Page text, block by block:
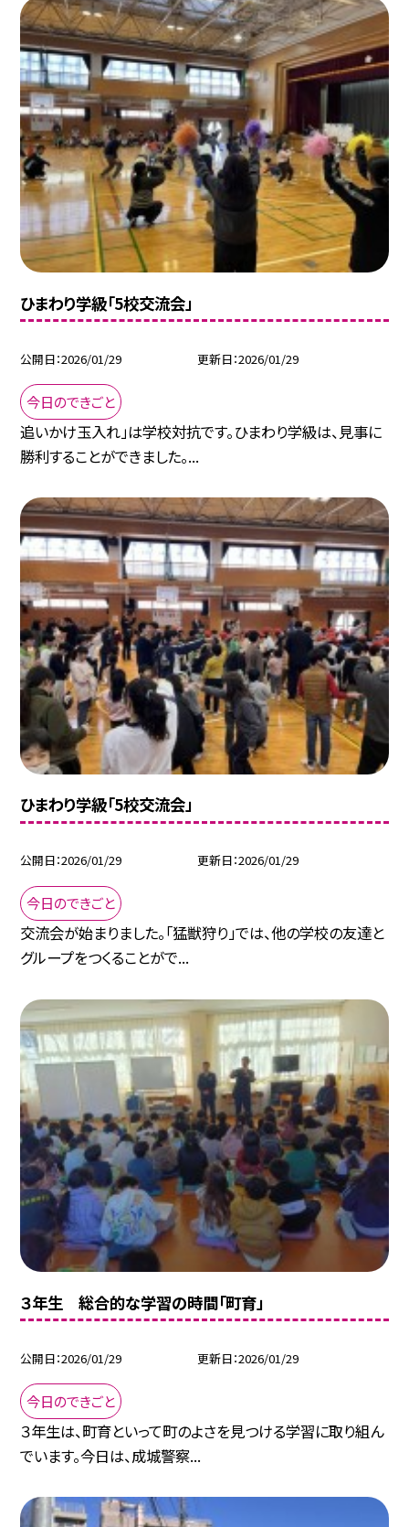
ひまわり学級「5校交流会」
公開日 2026/01/29 更新日 2026/01/29
今日のできごと
追いかけ玉入れ」は学校対抗です。ひまわり学級は、見事に
勝利することができました。...
ひまわり学級「5校交流会」
公開日 2026/01/29 更新日 2026/01/29
今日のできごと
交流会が始まりました。「猛獣狩り」では、他の学校の友達と
グループをつくることがで...
３年生 総合的な学習の時間「町育」
公開日 2026/01/29 更新日 2026/01/29
今日のできごと
３年生は、町育といって町のよさを見つける学習に取り組ん
でいます。今日は、成城警察...